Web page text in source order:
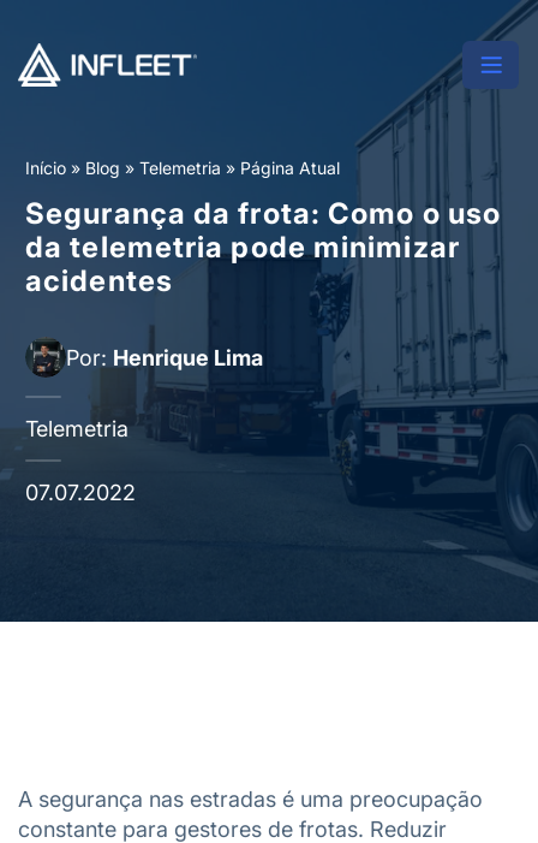
Início » Blog » Telemetria » Página Atual
Segurança da frota: Como o uso
da telemetria pode minimizar
acidentes
Por: Henrique Lima
Telemetria
07.07.2022
A segurança nas estradas é uma preocupação
constante para gestores de frotas. Reduzir